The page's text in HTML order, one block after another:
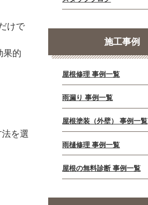
けで
果的
を選
施工事例
屋根修理 事例一覧
雨漏り 事例一覧
屋根塗装（外壁） 事例一覧
雨樋修理 事例一覧
屋根の無料診断 事例一覧